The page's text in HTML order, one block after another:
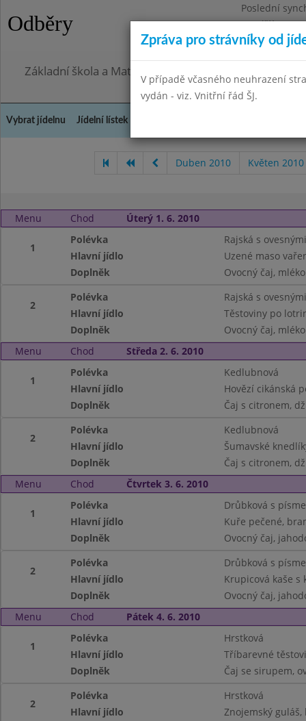
Odběry
Poslední
Pondělí
Omezení
Základní škola a Mateřská škola, Praha 4, Ohradní 49
Vybrat jídelnu Jídelní lístek
Duben 2010 Květen 2010
Menu Chod Úterý 1. 6. 2010
1
Polévka
Rajská s
Hlavní jídlo
Uzené maso
Doplněk
Ovocný čaj, mléko
2
Polévka
Rajská s
Hlavní jídlo
Těstoviny po
Doplněk
Ovocný čaj, mléko
Menu
Chod Středa 2. 6. 2010
1
Polévka
Kedlubnová
Hlavní jídlo
Hovězí cikánská
Doplněk
Čaj s citronem,
2
Polévka
Kedlubnová
Hlavní jídlo
Šumavské
Doplněk
Čaj s citronem,
Menu
Chod Čtvrtek 3. 6. 2010
1
Polévka
Drůbková s
Hlavní jídlo
Kuře pečené,
Doplněk
Ovocný čaj,
2
Polévka
Drůbková s
Hlavní jídlo
Krupicová kaše s
Doplněk
Ovocný čaj,
Menu
Chod Pátek 4. 6. 2010
1
Polévka
Hrstková
Hlavní jídlo
Tříbarevné
Doplněk
Čaj se sirupem,
2
Polévka
Hrstková
Hlavní jídlo
Znojemský
Zpráva pro strávníky od
V případě včasného neuhrazení
vydán - viz. Vnitřní řád ŠJ.